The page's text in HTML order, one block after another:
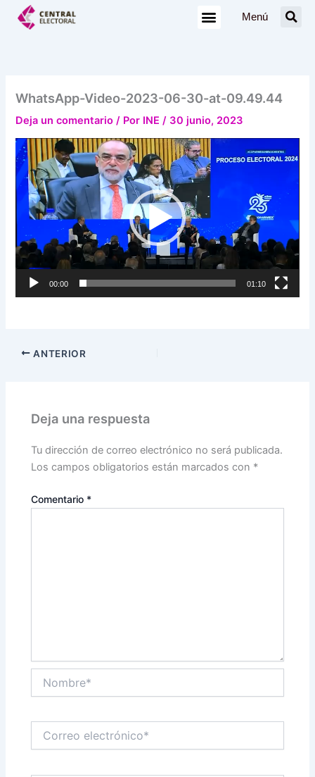
Menú
WhatsApp-Video-2023-06-30-at-09.49.44
Deja un comentario / Por INE/ 30 junio, 2023
Reproductor
de
vídeo
00:00 01:10
ANTERIOR
Deja una respuesta
Tu dirección de correo electrónico no será publicada.
Los campos obligatorios están marcados con *
Comentario *
electrónico*